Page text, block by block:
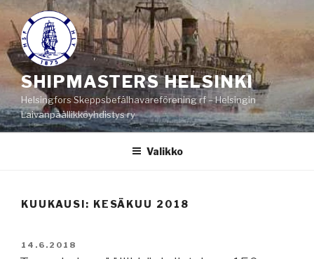
Siirry
sisältöön
SHIPMASTERS HELSINKI
Helsingfors Skeppsbefälhavareförening rf – Helsingin
Laivanpäällikköyhdistys ry
Valikko
KUUKAUSI: KESÄKUU 2018
JULKAISTU
14.6.2018